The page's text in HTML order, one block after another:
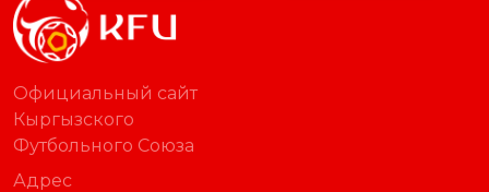
Официальный сайт
Кыргызского
Футбольного Союза
Адрес